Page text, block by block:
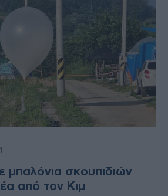
μπαλόνια σκουπιδιών
από τον Κιμ